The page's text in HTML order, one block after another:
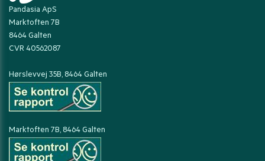
Pandasia ApS
Marktoften 7B
8464 Galten
CVR 40562087
Hørslevvej 35B, 8464 Galten
Marktoften 7B, 8464 Galten